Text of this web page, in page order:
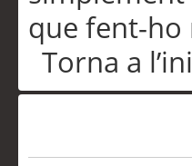
que fent-
Torna a